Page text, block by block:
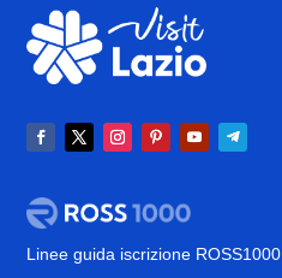
Linee guida iscrizione ROSS1000